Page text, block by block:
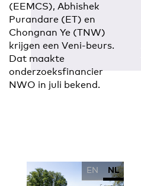
(EEMCS), Abhishek
Purandare (ET) en
Chongnan Ye (TNW)
krijgen een Veni-beurs.
Dat maakte
onderzoeksfinancier
NWO in juli bekend.
EN NL